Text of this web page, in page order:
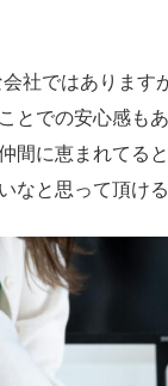
社ではあります
とでの安心感も
間に恵まれてる
なと思って頂け